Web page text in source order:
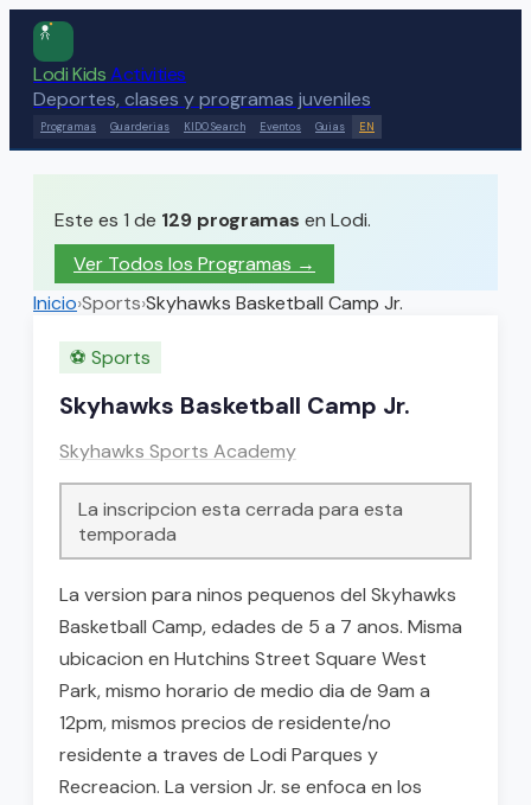
Lodi KidsActivities
Deportes, clases y programas juveniles
Programas Guarderias KIDO Search Eventos Guias EN
Este es 1 de 129 programas en Lodi.
Ver Todos los Programas →
Inicio›Sports›Skyhawks Basketball Camp Jr.
⚽ Sports
Skyhawks Basketball Camp Jr.
Skyhawks Sports Academy
La inscripcion esta cerrada para esta
temporada
La version para ninos pequenos del Skyhawks
Basketball Camp, edades de 5 a 7 anos. Misma
ubicacion en Hutchins Street Square West
Park, mismo horario de medio dia de 9am a
12pm, mismos precios de residente/no
residente a traves de Lodi Parques y
Recreacion. La version Jr. se enfoca en los